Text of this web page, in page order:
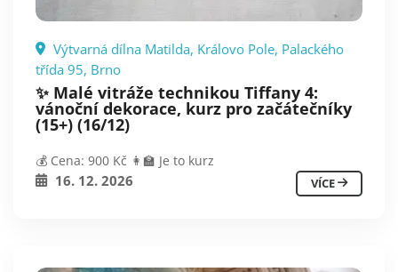
Výtvarná dílna Matilda, Královo Pole, Palackého
třída 95, Brno
✨ Malé vitráže technikou Tiffany 4:
vánoční dekorace, kurz pro začátečníky
(15+) (16/12)
💰 Cena: 900 Kč 👩‍🏫 Je to kurz
16. 12. 2026 VÍCE